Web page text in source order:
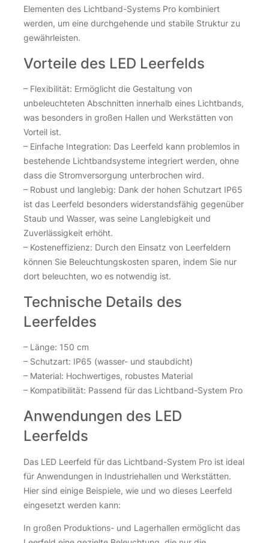
Elementen des Lichtband-Systems Pro kombiniert
werden, um eine durchgehende und stabile Struktur zu
gewährleisten.
Vorteile des LED Leerfelds
– Flexibilität: Ermöglicht die Gestaltung von
unbeleuchteten Abschnitten innerhalb eines Lichtbands,
was besonders in großen Hallen und Werkstätten von
Vorteil ist.
– Einfache Integration: Das Leerfeld kann problemlos in
bestehende Lichtbandsysteme integriert werden, ohne
dass die Stromversorgung unterbrochen wird.
– Robust und langlebig: Dank der hohen Schutzart IP65
ist das Leerfeld besonders widerstandsfähig gegenüber
Staub und Wasser, was seine Langlebigkeit und
Zuverlässigkeit erhöht.
– Kosteneffizienz: Durch den Einsatz von Leerfeldern
können Sie Beleuchtungskosten sparen, indem Sie nur
dort beleuchten, wo es notwendig ist.
Technische Details des
Leerfeldes
– Länge: 150 cm
– Schutzart: IP65 (wasser- und staubdicht)
– Material: Hochwertiges, robustes Material
– Kompatibilität: Passend für das Lichtband-System Pro
Anwendungen des LED
Leerfelds
Das LED Leerfeld für das Lichtband-System Pro ist ideal
für Anwendungen in Industriehallen und Werkstätten.
Hier sind einige Beispiele, wie und wo dieses Leerfeld
eingesetzt werden kann:
In großen Produktions- und Lagerhallen ermöglicht das